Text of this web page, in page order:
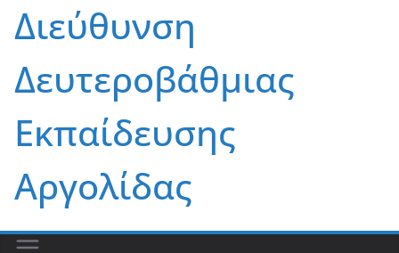
Διεύθυνση
Δευτεροβάθμιας
Εκπαίδευσης
Αργολίδας